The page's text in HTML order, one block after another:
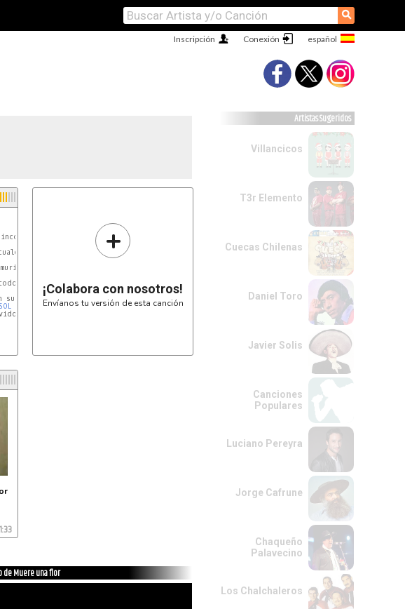
⚲
Conexión
Inscripción
su encanto escondido,
LA
su olvido,
SOL
RE
y es flor
+
¡Colabora con nosotros!
Envíanos tu versión de esta canción
1:33
de Muere una flor
Artistas Sugeridos
Villancicos
T3r Elemento
Cuecas Chilenas
Daniel Toro
Javier Solis
Canciones
Populares
Luciano Pereyra
Jorge Cafrune
Chaqueño
Palavecino
Los Chalchaleros